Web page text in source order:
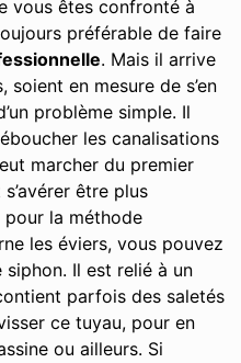
vous êtes confronté à
préférable de faire
. Mais il arrive
en mesure de s’en
problème simple. Il
les canalisations
marcher du premier
être plus
pour la méthode
les éviers, vous pouvez
Il est relié à un
parfois des saletés
ce tuyau, pour en
ou ailleurs. Si